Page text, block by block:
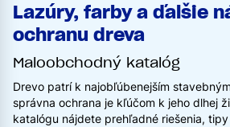
Lazúry, farby a ďalšie
ochranu dreva
Maloobchodný katalóg
Drevo patrí k najobľúbenejším
správna ochrana je kľúčom k jeho dlhej
katalógu nájdete prehľadné riešenia,